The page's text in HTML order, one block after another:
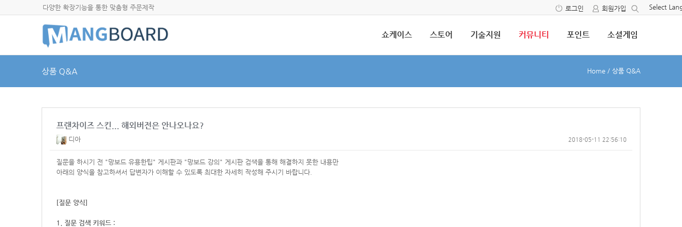
다양한 확장기능을 통한 맞춤형 주문제작 Select
로그인 회원가입
쇼케이스 스토어 기술지원 커뮤니티 포인트 소셜게임
상품 Q&A Home / 상품 Q&A
프랜차이즈 스킨... 해외버전은 안나오나요?
디아 2018-05-11 22:56:10
질문을 하시기 전 "망보드 유용한팁" 게시판과 "망보드 강의" 게시판 검색을 통해 해결하지 못한 내용만
아래의 양식을 참고하셔서 답변자가 이해할 수 있도록 최대한 자세히 작성해 주시기 바랍니다.
[질문 양식]
1. 질문 검색 키워드 :